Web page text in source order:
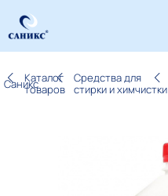
СаниксКаталог
товаров
Средства для
стирки и химчистки